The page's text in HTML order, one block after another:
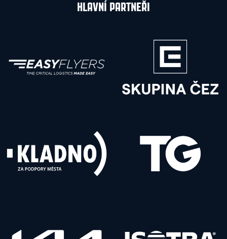
HLAVNÍ PARTNEŘI